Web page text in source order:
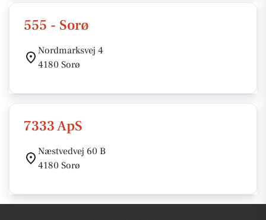
555 - Sorø
Nordmarksvej 4
4180 Sorø
7333 ApS
Næstvedvej 60 B
4180 Sorø